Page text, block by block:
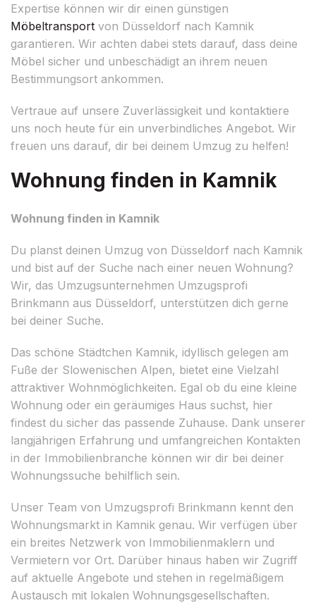
Expertise können wir dir einen günstigen
Möbeltransport von Düsseldorf nach Kamnik
garantieren. Wir achten dabei stets darauf, dass deine
Möbel sicher und unbeschädigt an ihrem neuen
Bestimmungsort ankommen.
Vertraue auf unsere Zuverlässigkeit und kontaktiere
uns noch heute für ein unverbindliches Angebot. Wir
freuen uns darauf, dir bei deinem Umzug zu helfen!
Wohnung finden in Kamnik
Wohnung finden in Kamnik
Du planst deinen Umzug von Düsseldorf nach Kamnik
und bist auf der Suche nach einer neuen Wohnung?
Wir, das Umzugsunternehmen Umzugsprofi
Brinkmann aus Düsseldorf, unterstützen dich gerne
bei deiner Suche.
Das schöne Städtchen Kamnik, idyllisch gelegen am
Fuße der Slowenischen Alpen, bietet eine Vielzahl
attraktiver Wohnmöglichkeiten. Egal ob du eine kleine
Wohnung oder ein geräumiges Haus suchst, hier
findest du sicher das passende Zuhause. Dank unserer
langjährigen Erfahrung und umfangreichen Kontakten
in der Immobilienbranche können wir dir bei deiner
Wohnungssuche behilflich sein.
Unser Team von Umzugsprofi Brinkmann kennt den
Wohnungsmarkt in Kamnik genau. Wir verfügen über
ein breites Netzwerk von Immobilienmaklern und
Vermietern vor Ort. Darüber hinaus haben wir Zugriff
auf aktuelle Angebote und stehen in regelmäßigem
Austausch mit lokalen Wohnungsgesellschaften.